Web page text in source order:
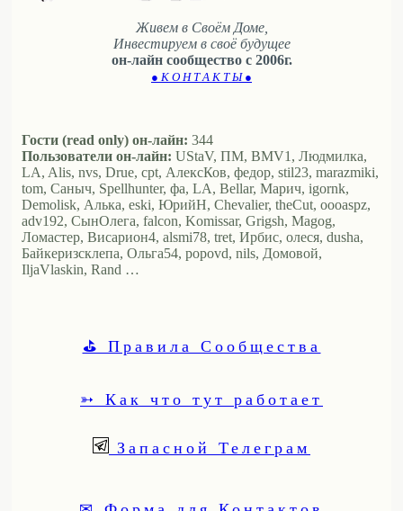
Живем в Своём Доме,
Инвестируем в своё будущее
он-лайн сообщество с 2006г.
● К О Н Т А К Т Ы ●
Гости (read only) он-лайн: 344
Пользователи он-лайн: UStaV, ПМ, BMV1, Людмилка,
LA, Alis, nvs, Drue, cpt, АлексКов, федор, stil23, marazmiki,
tom, Саныч, Spellhunter, фа, LA, Bellar, Марич, igornk,
Demolisk, Алька, eski, ЮрийН, Chevalier, theCut, oooaspz,
adv192, СынОлега, falcon, Komissar, Grigsh, Magog,
Ломастер, Висариoн4, alsmi78, tret, Ирбис, олеся, dusha,
Байкеризсклепа, Ольга54, popovd, nils, Домовой,
IljaVlaskin, Rand …
⛳ Правила Сообщества
➳ Как что тут работает
Запасной Телеграм